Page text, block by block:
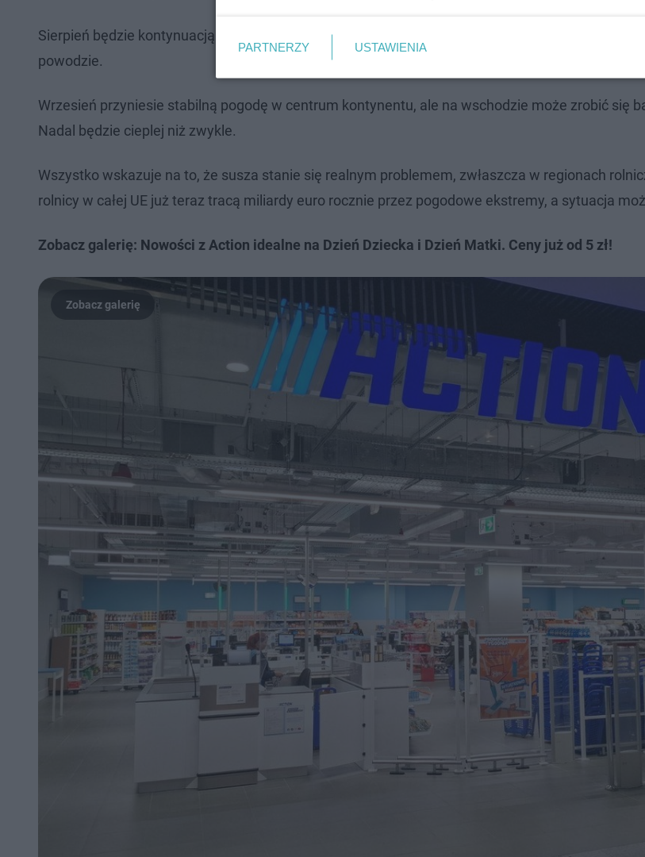
Sierpień będzie kontynuacją upałów, ale na zachodzie Europy możliwe są silniejsze opady –
powodzie.
Wrzesień przyniesie stabilną pogodę w centrum kontynentu, ale na wschodzie może zrobić się
Nadal będzie cieplej niż zwykle.
Wszystko wskazuje na to, że susza stanie się realnym problemem, zwłaszcza w regionach
rolnicy w całej UE już teraz tracą miliardy euro rocznie przez pogodowe ekstremy, a sytuacja
Zobacz galerię: Nowości z Action idealne na Dzień Dziecka i Dzień Matki. Ceny już od 5 zł!
PARTNERZY USTAWIENIA